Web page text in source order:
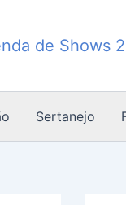
de Shows
Sertanejo